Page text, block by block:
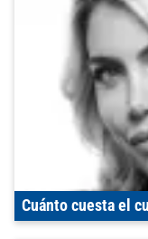
Cuánto cuesta el